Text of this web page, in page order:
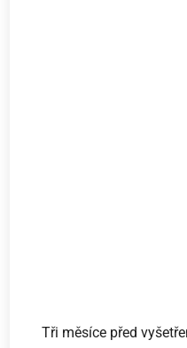
Tři měsíce před